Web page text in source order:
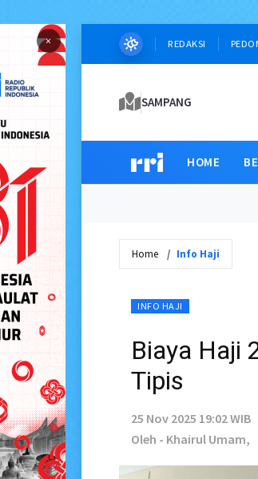
× REDAKSI
SAMPANG
HOME
Home Info Haji
INFO HAJI
Biaya Haji
Tipis
25 Nov 2025 19:02 WIB
Oleh - Khairul Umam,